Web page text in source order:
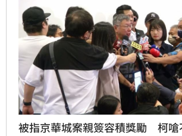
被指京華城案親簽容積獎勵 柯嗆